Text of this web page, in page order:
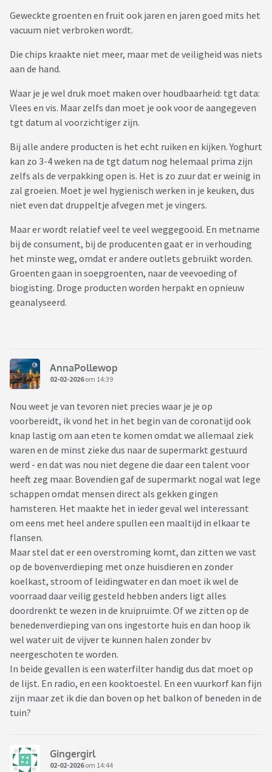
Geweckte groenten en fruit ook jaren en jaren goed mits het
vacuum niet verbroken wordt.
Die chips kraakte niet meer, maar met de veiligheid was niets
aan de hand.
Waar je je wel druk moet maken over houdbaarheid: tgt data:
Vlees en vis. Maar zelfs dan moet je ook voor de aangegeven
tgt datum al voorzichtiger zijn.
Bij alle andere producten is het echt ruiken en kijken. Yoghurt
kan zo 3-4 weken na de tgt datum nog helemaal prima zijn
zelfs als de verpakking open is. Het is zo zuur dat er weinig in
zal groeien. Moet je wel hygienisch werken in je keuken, dus
niet even dat druppeltje afvegen met je vingers.
Maar er wordt relatief veel te veel weggegooid. En metname
bij de consument, bij de producenten gaat er in verhouding
het minste weg, omdat er andere outlets gebruikt worden.
Groenten gaan in soepgroenten, naar de veevoeding of
biogisting. Droge producten worden herpakt en opnieuw
geanalyseerd.
AnnaPollewop
02-02-2026om 14:39
Nou weet je van tevoren niet precies waar je je op
voorbereidt, ik vond het in het begin van de coronatijd ook
knap lastig om aan eten te komen omdat we allemaal ziek
waren en de minst zieke dus naar de supermarkt gestuurd
werd - en dat was nou niet degene die daar een talent voor
heeft zeg maar. Bovendien gaf de supermarkt nogal wat lege
schappen omdat mensen direct als gekken gingen
hamsteren. Het maakte het in ieder geval wel interessant
om eens met heel andere spullen een maaltijd in elkaar te
flansen.
Maar stel dat er een overstroming komt, dan zitten we vast
op de bovenverdieping met onze huisdieren en zonder
koelkast, stroom of leidingwater en dan moet ik wel de
voorraad daar veilig gesteld hebben anders ligt alles
doordrenkt te wezen in de kruipruimte. Of we zitten op de
benedenverdieping van ons ingestorte huis en dan hoop ik
wel water uit de vijver te kunnen halen zonder bv
neergeschoten te worden.
In beide gevallen is een waterfilter handig dus dat moet op
de lijst. En radio, en een kooktoestel. En een vuurkorf kan fijn
zijn maar zet ik die dan boven op het balkon of beneden in de
tuin?
Gingergirl
02-02-2026om 14:44